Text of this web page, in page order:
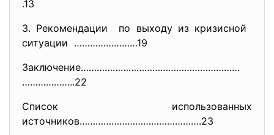
.13
3. Рекомендации по выходу из кризисной
ситуации ……………………19
Заключение……………………………………………………
………………..22
Список использованных
источников……………………………………….23